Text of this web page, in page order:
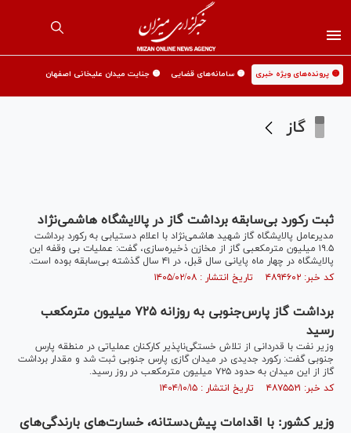
🟡 پرونده‌های ویژه خبری 🟡 سامانه‌های قضایی 🟡 جنایت میدان علیخانی اصفهان
گاز
ثبت رکورد بی‌سابقه برداشت گاز در پالایشگاه هاشمی‌نژاد
مدیرعامل پالایشگاه گاز شهید هاشمی‌نژاد با اعلام دستیابی به رکورد برداشت
۱۹.۵ میلیون مترمکعبی گاز از مخازن ذخیره‌سازی، گفت: عملیات بی وقفه این
پالایشگاه در چهار ماه پایانی سال قبل، در ۴۱ سال گذشته بی‌سابقه بوده است.
کد خبر: ۴۸۹۴۶۰۲ تاریخ انتشار : ۱۴۰۵/۰۲/۰۸
برداشت گاز پارس‌جنوبی به روزانه ۷۲۵ میلیون مترمکعب
رسید
وزیر نفت با قدردانی از تلاش خستگی‌ناپذیر کارکنان عملیاتی در منطقه پارس
جنوبی گفت: رکورد جدیدی در میدان گازی پارس جنوبی ثبت شد و مقدار برداشت
گاز از این میدان به حدود ۷۲۵ میلیون مترمکعب در روز رسید.
کد خبر: ۴۸۷۵۵۲۱ تاریخ انتشار : ۱۴۰۴/۱۰/۱۵
وزیر کشور: با اقدامات پیش‌دستانه، خسارت‌های بارندگی‌های